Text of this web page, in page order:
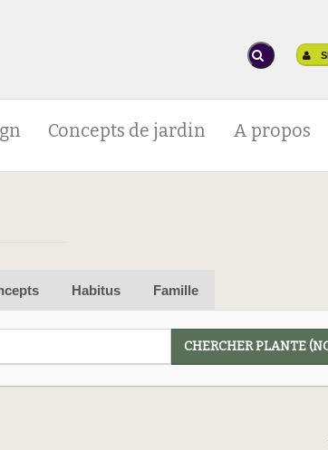
Concepts de jardin A propos
Habitus Famille
CHERCHER PLANTE